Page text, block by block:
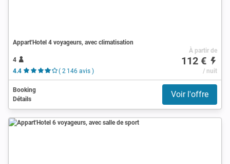
Appart'Hotel 4 voyageurs, avec climatisation
4
4.4
( 2 146 avis )
À partir de
112 €
/ nuit
Booking
Détails
Voir l'offre